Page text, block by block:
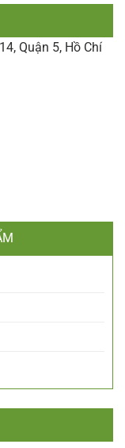
Quận 5, Hồ Chí